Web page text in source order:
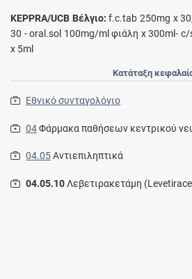
KEPPRA/UCB Βέλγιο: f.c.tab 250mg x
30 - oral.sol 100mg/ml φιάλη x 300ml-
x 5ml
Κατάταξη
Εθνικό συνταγολόγιο
04Φάρμακα παθήσεων κεντρικού
04.05Αντιεπιληπτικά
04.05.10 Λεβετιρακετάμη